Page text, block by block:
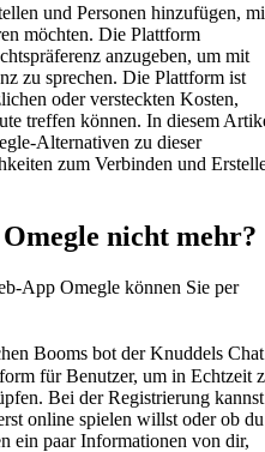
und Personen hinzufügen,
möchten. Die Plattform
anzugeben, um mit
zu sprechen. Die Plattform ist
oder versteckten Kosten,
treffen können. In diesem
Alternativen zu dieser
zum Verbinden und
nicht mehr?
App Omegle können Sie per
Booms bot der Knuddels Chat
für Benutzer, um in Echtzeit
Bei der Registrierung kannst
online spielen willst oder ob du
ein paar Informationen von dir,